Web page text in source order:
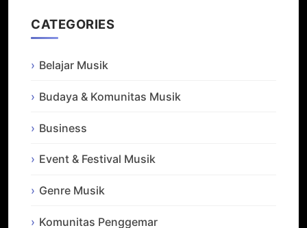
CATEGORIES
Belajar Musik
Budaya & Komunitas Musik
Business
Event & Festival Musik
Genre Musik
Komunitas Penggemar